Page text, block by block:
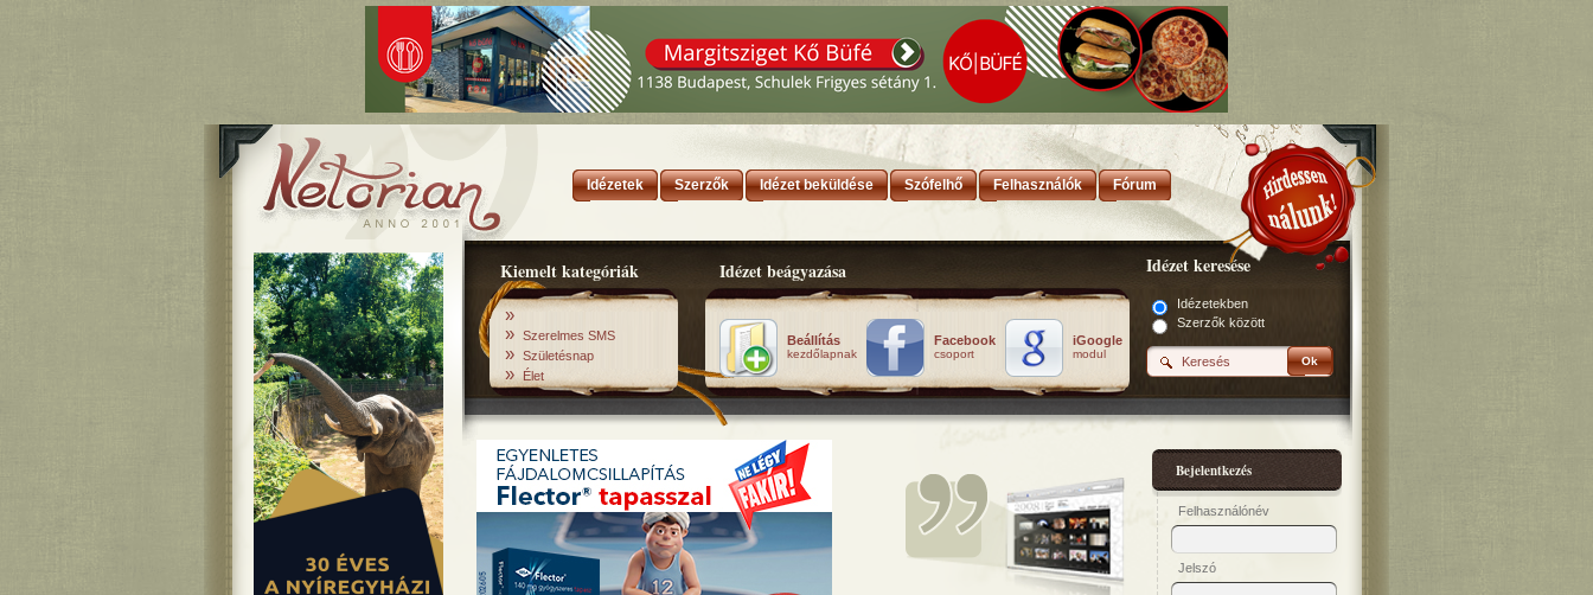
Idézetek Szerzők Idézet beküldése Szófelhő Felhasználók Fórum
Kiemelt kategóriák
»
» Szerelmes SMS
» Születésnap
» Élet
Idézet beágyazása
Beállítás
kezdőlapnak
Facebook
csoport
iGoogle
modul
Idézet keresése
Idézetekben
Szerzők között
Ok
Bejelentkezés
Felhasználónév
Jelszó